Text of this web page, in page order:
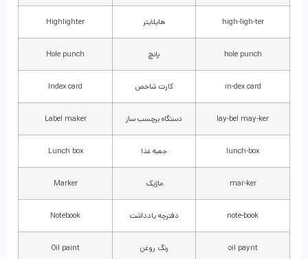
high-ligh-ter هایلایتر Highlighter
hole punch پانچ Hole punch
in-dex card کارت شاخص Index card
lay-bel may-ker دستگاه برچسب ساز Label maker
lunch-box جعبه غذا Lunch box
mar-ker ماژیک Marker
note-book دفترچه یادداشت Notebook
oil paynt رنگ روغن Oil paint